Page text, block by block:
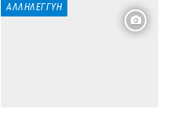
ΑΛΛΗΛΕΓΓΎΗ